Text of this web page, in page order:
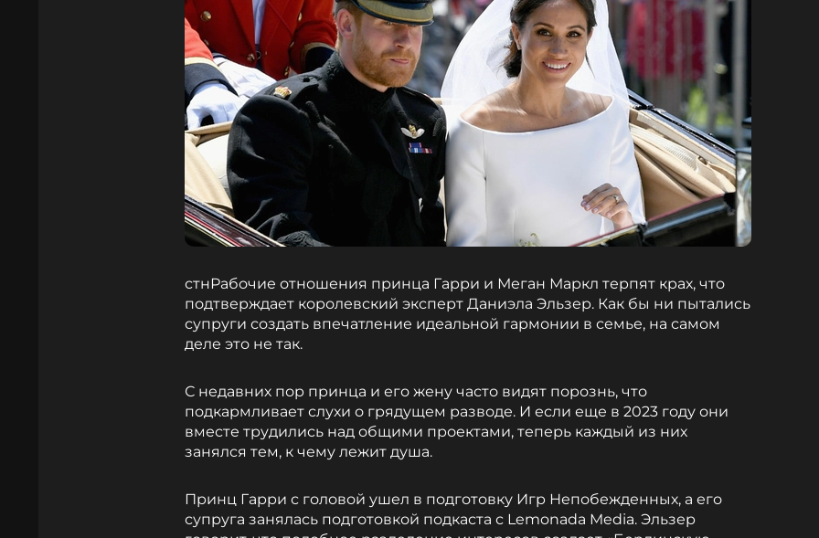
стнРабочие отношения принца Гарри и Меган Маркл терпят крах, что
подтверждает королевский эксперт Даниэла Эльзер. Как бы ни пытались
супруги создать впечатление идеальной гармонии в семье, на самом
деле это не так.
С недавних пор принца и его жену часто видят порознь, что
подкармливает слухи о грядущем разводе. И если еще в 2023 году они
вместе трудились над общими проектами, теперь каждый из них
занялся тем, к чему лежит душа.
Принц Гарри с головой ушел в подготовку Игр Непобежденных, а его
супруга занялась подготовкой подкаста с Lemonada Media. Эльзер